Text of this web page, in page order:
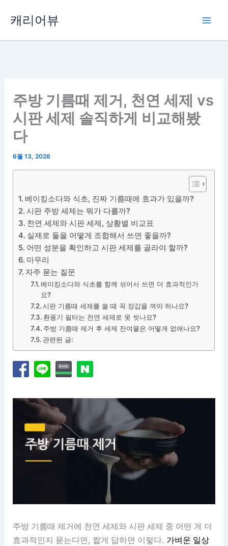
캐리어뷰
주방 기름때 제거, 천연 세제 vs
시판 세제 솔직하게 비교해봤
다
6월 13, 2026
베이킹소다와 식초, 진짜 기름때에 효과가 있을까?
시판 주방 세제는 뭐가 다를까?
천연 세제와 시판 세제, 상황별 비교표
실제로 둘을 어떻게 조합해서 쓰면 좋을까?
어떤 성분을 확인하고 시판 세제를 골라야 할까?
마무리
자주 묻는 질문
베이킹소다와 식초를 함께 섞어서 쓰면 더 효과적인가
요?
시판 기름때 세제를 쓸 때 꼭 장갑을 껴야 하나요?
환풍기 필터는 천연 세제로 못 씻나요?
주방 기름때 제거 후 세제 잔여물은 어떻게 없애나요?
관련된 글:
주방 기름때 제거에 천연 세제와 시판 세제 중 어떤 게 더
효과적인지 묻는다면, 짧게 답하면 이렇다. 가벼운 일상